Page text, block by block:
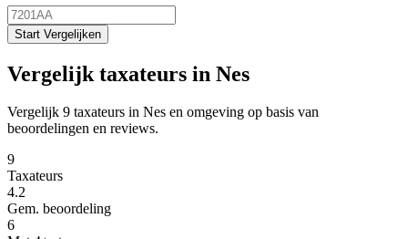
Start Vergelijken
Vergelijk taxateurs in Nes
Vergelijk 9 taxateurs in Nes en omgeving op basis van
beoordelingen en reviews.
9
Taxateurs
4.2
Gem. beoordeling
6